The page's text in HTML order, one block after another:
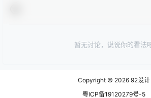
暂无讨论，说说你的看法
Copyright © 2026 92设计
粤ICP备19120279号-5